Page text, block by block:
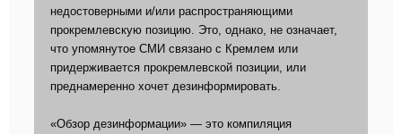
недостоверными и/или распространяющими
прокремлевскую позицию. Это, однако, не означает,
что упомянутое СМИ связано с Кремлем или
придерживается прокремлевской позиции, или
преднамеренно хочет дезинформировать.
«Обзор дезинформации» — это компиляция